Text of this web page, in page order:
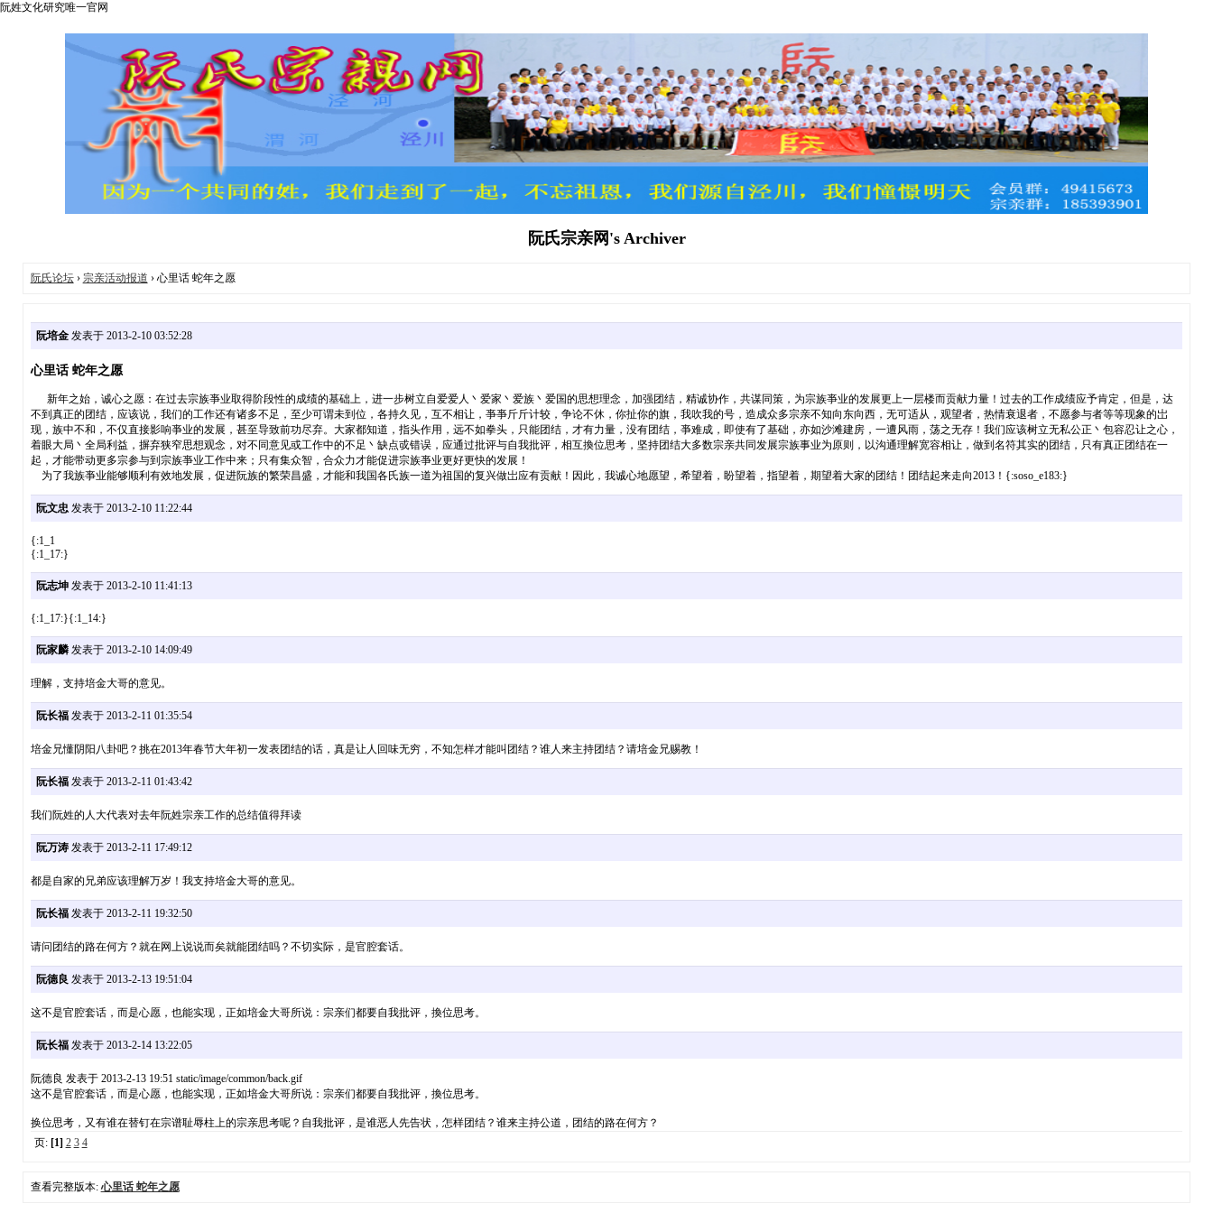
阮姓文化研究唯一官网
阮氏宗亲网's Archiver
阮氏论坛› 宗亲活动报道 › 心里话 蛇年之愿
阮培金发表于 2013-2-10 03:52:28
心里话 蛇年之愿
新年之始，诚心之愿：在过去宗族亊业取得阶段性的成绩的基础上，进一步树立自爱爱人丶爱家丶爱族丶爱国的思想理念，加强团结，精诚协作，共谋同策，为宗族亊业的发展更上一层楼而贡献力量！过去的工作成绩应予肯定，但是，达
不到真正的团结，应该说，我们的工作还有诸多不足，至少可谓未到位，各持久见，互不相让，亊亊斤斤计较，争论不休，你扯你的旗，我吹我的号，造成众多宗亲不知向东向西，无可适从，观望者，热情衰退者，不愿参与者等等现象的岀
现，族中不和，不仅直接影响亊业的发展，甚至导致前功尽弃。大家都知道，指头作用，远不如拳头，只能团结，才有力量，没有团结，亊难成，即使有了基础，亦如沙滩建房，一遭风雨，荡之无存！我们应该树立无私公正丶包容忍让之心，
着眼大局丶全局利益，摒弃狭窄思想观念，对不同意见或工作中的不足丶缺点戓错误，应通过批评与自我批评，相互換位思考，坚持团结大多数宗亲共同发展宗族事业为原则，以沟通理解宽容相让，做到名符其实的团结，只有真正团结在一
起，才能带动更多宗参与到宗族亊业工作中来；只有集众智，合众力才能促进宗族亊业更好更快的发展！
为了我族亊业能够顺利有效地发展，促进阮族的繁荣昌盛，才能和我国各氏族一道为祖国的复兴做岀应有贡献！因此，我诚心地愿望，希望着，盼望着，指望着，期望着大家的团结！团结起来走向2013！{:soso_e183:}
阮文忠发表于 2013-2-10 11:22:44
{:1_1
{:1_17:}
阮志坤发表于 2013-2-10 11:41:13
{:1_17:}{:1_14:}
阮家麟发表于 2013-2-10 14:09:49
理解，支持培金大哥的意见。
阮长福发表于 2013-2-11 01:35:54
培金兄懂阴阳八卦吧？挑在2013年春节大年初一发表团结的话，真是让人回味无穷，不知怎样才能叫团结？谁人来主持团结？请培金兄赐教！
阮长福发表于 2013-2-11 01:43:42
我们阮姓的人大代表对去年阮姓宗亲工作的总结值得拜读
阮万涛发表于 2013-2-11 17:49:12
都是自家的兄弟应该理解万岁！我支持培金大哥的意见。
阮长福发表于 2013-2-11 19:32:50
请问团结的路在何方？就在网上说说而矣就能团结吗？不切实际，是官腔套话。
阮德良 发表于 2013-2-13 19:51:04
这不是官腔套话，而是心愿，也能实现，正如培金大哥所说：宗亲们都要自我批评，換位思考。
阮长福发表于 2013-2-14 13:22:05
阮德良 发表于 2013-2-13 19:51 static/image/common/back.gif
这不是官腔套话，而是心愿，也能实现，正如培金大哥所说：宗亲们都要自我批评，換位思考。
换位思考，又有谁在替钉在宗谱耻辱柱上的宗亲思考呢？自我批评，是谁恶人先告状，怎样团结？谁来主持公道，团结的路在何方？
页: [1] 2 3 4
查看完整版本:心里话 蛇年之愿